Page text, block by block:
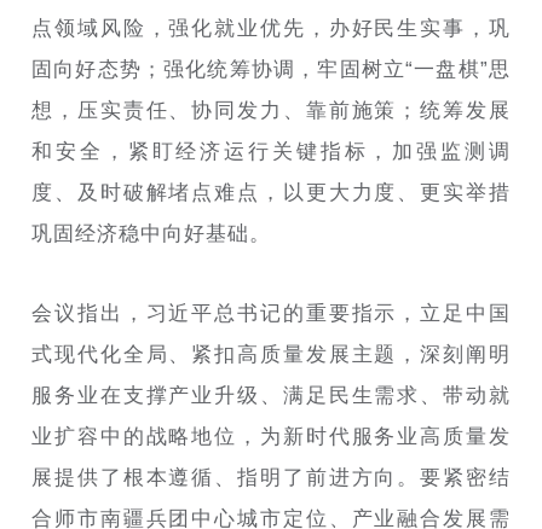
点领域风险，强化就业优先，办好民生实事，巩
固向好态势；强化统筹协调，牢固树立“一盘棋”思
想，压实责任、协同发力、靠前施策；统筹发展
和安全，紧盯经济运行关键指标，加强监测调
度、及时破解堵点难点，以更大力度、更实举措
巩固经济稳中向好基础。
会议指出，习近平总书记的重要指示，立足中国
式现代化全局、紧扣高质量发展主题，深刻阐明
服务业在支撑产业升级、满足民生需求、带动就
业扩容中的战略地位，为新时代服务业高质量发
展提供了根本遵循、指明了前进方向。要紧密结
合师市南疆兵团中心城市定位、产业融合发展需